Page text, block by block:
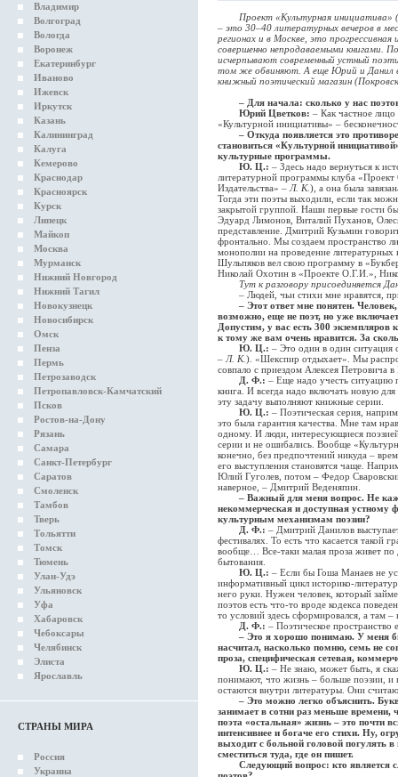
Владимир
Волгоград
Вологда
Воронеж
Екатеринбург
Иваново
Ижевск
Иркутск
Казань
Калининград
Калуга
Кемерово
Краснодар
Красноярск
Курск
Липецк
Майкоп
Москва
Мурманск
Нижний Новгород
Нижний Тагил
Новокузнецк
Новосибирск
Омск
Пенза
Пермь
Петрозаводск
Петропавловск-Камчатский
Псков
Ростов-на-Дону
Рязань
Самара
Санкт-Петербург
Саратов
Смоленск
Тамбов
Тверь
Тольятти
Томск
Тюмень
Улан-Удэ
Ульяновск
Уфа
Хабаровск
Чебоксары
Челябинск
Элиста
Ярославль
СТРАНЫ МИРА
Россия
Украина
Проект «Культурная
– это 30–40 литературных вечеров в
регионах и в Москве, это
совершенно непродаваемыми книгами.
исчерпывают современный устный
том же обвиняют. А еще Юрий и Данил
книжный поэтический магазин
– Для начала: сколько у нас
Юрий Цветков: – Как частное
«Культурной инициативы» –
– Откуда появляется это
становиться «Культурной
культурные программы.
Ю. Ц.: – Здесь надо вернуться к
литературной программы клуба
Издательства» – Л. К.), а она была
Тогда эти поэты выходили, если так
закрытой группой. Наши первые гости
Эдуард Лимонов, Виталий Пуханов,
представление. Дмитрий Кузьмин
фронтально. Мы создаем пространство
монополии на проведение
Шульпяков вел свою программу в
Николай Охотин в «Проекте О.Г.И.»,
Тут к разговору присоединяется
– Людей, чьи стихи мне нравятся,
– Этот ответ мне понятен.
возможно, еще не поэт, но уже
Допустим, у вас есть 300 экземпляров
к тому же вам очень нравится. За
Ю. Ц.: – Это один в один ситуация
– Л. К.). «Шекспир отдыхает». Мы
совпало с приездом Алексея Петровича
Д. Ф.: – Еще надо учесть
книга. И всегда надо включать новую
эту задачу выполняют книжные серии.
Ю. Ц.: – Поэтическая серия,
это была гарантия качества. Мне там
одному. И люди, интересующиеся
серии и не ошибались. Вообще
конечно, без предпочтений никуда –
его выступления становятся чаще.
Юлий Гуголев, потом – Федор
наверное, – Дмитрий Веденяпин.
– Важный для меня вопрос. Не
некоммерческая и доступная устному
культурным механизмам поэзии?
Д. Ф.: – Дмитрий Данилов
фестивалях. То есть что касается такой
вообще… Все-таки малая проза живет по
бытования.
Ю. Ц.: – Если бы Гоша Манаев не
информативный цикл историко-
него руки. Нужен человек, который
поэтов есть что-то вроде кодекса
то условий здесь сформировался, а там –
Д. Ф.: – Поэтическое
– Это я хорошо понимаю. У меня
насчитал, насколько помню, семь не
проза, специфическая сетевая,
Ю. Ц.: – Не знаю, может быть, я
понимают, что жизнь – больше поэзии,
остаются внутри литературы. Они
– Это можно легко объяснить.
занимает в сотни раз меньше времени,
поэта «остальная» жизнь – это почти
интенсивнее и богаче его стихи. Ну,
выходит с больной головой погулять
сместиться туда, где он пишет.
Следующий вопрос: кто является